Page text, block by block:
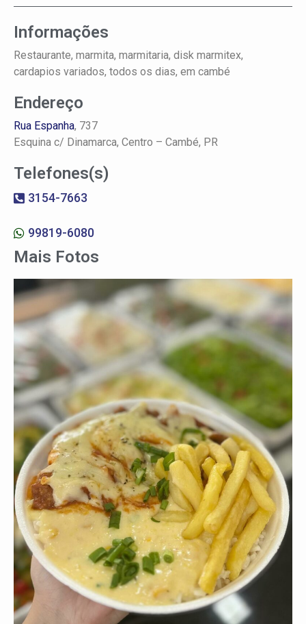
Informações
Restaurante, marmita, marmitaria, disk marmitex,
cardapios variados, todos os dias, em cambé
Endereço
Rua Espanha, 737
Esquina c/ Dinamarca, Centro – Cambé, PR
Telefones(s)
3154-7663
99819-6080
Mais Fotos